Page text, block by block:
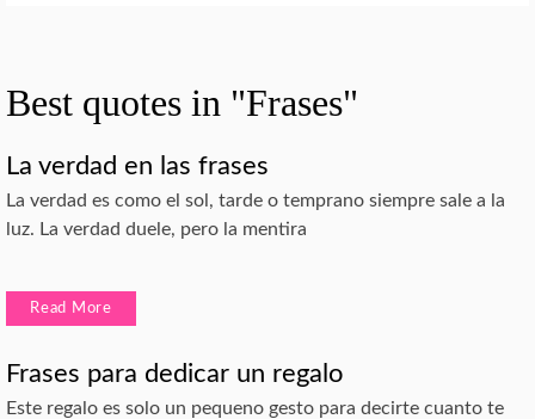
Best quotes in "Frases"
La verdad en las frases
La verdad es como el sol, tarde o temprano siempre sale a la
luz. La verdad duele, pero la mentira
Read More
Frases para dedicar un regalo
Este regalo es solo un pequeno gesto para decirte cuanto te